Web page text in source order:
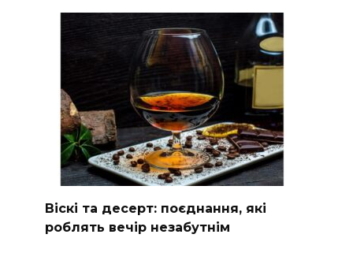
Віскі та десерт: поєднання, які
роблять вечір незабутнім